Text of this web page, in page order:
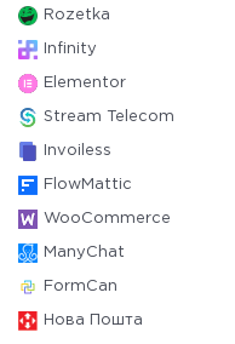
Rozetka
Infinity
Elementor
Stream Telecom
Invoiless
FlowMattic
WooCommerce
ManyChat
FormCan
Нова Пошта